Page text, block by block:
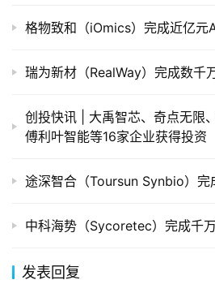
业
院
格物致和（iOmics）完成近亿元
瑞为新材（RealWay）完成数千
创投快讯 | 大禹智芯、​奇点无限
傅利叶智能等16家企业获得投资
途深智合（Toursun Synbio）完
中科海势（Sycoretec）完成千
发表回复